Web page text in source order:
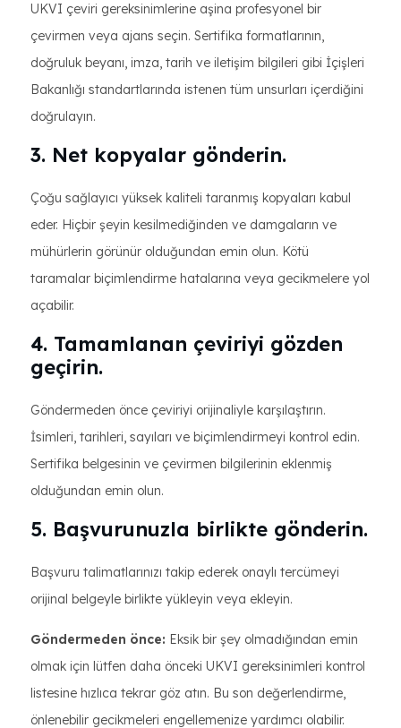
UKVI çeviri gereksinimlerine aşina profesyonel bir
çevirmen veya ajans seçin. Sertifika formatlarının,
doğruluk beyanı, imza, tarih ve iletişim bilgileri gibi İçişleri
Bakanlığı standartlarında istenen tüm unsurları içerdiğini
doğrulayın.
3. Net kopyalar gönderin.
Çoğu sağlayıcı yüksek kaliteli taranmış kopyaları kabul
eder. Hiçbir şeyin kesilmediğinden ve damgaların ve
mühürlerin görünür olduğundan emin olun. Kötü
taramalar biçimlendirme hatalarına veya gecikmelere yol
açabilir.
4. Tamamlanan çeviriyi gözden
geçirin.
Göndermeden önce çeviriyi orijinaliyle karşılaştırın.
İsimleri, tarihleri, sayıları ve biçimlendirmeyi kontrol edin.
Sertifika belgesinin ve çevirmen bilgilerinin eklenmiş
olduğundan emin olun.
5. Başvurunuzla birlikte gönderin.
Başvuru talimatlarınızı takip ederek onaylı tercümeyi
orijinal belgeyle birlikte yükleyin veya ekleyin.
Göndermeden önce: Eksik bir şey olmadığından emin
olmak için lütfen daha önceki UKVI gereksinimleri kontrol
listesine hızlıca tekrar göz atın. Bu son değerlendirme,
önlenebilir gecikmeleri engellemenize yardımcı olabilir.